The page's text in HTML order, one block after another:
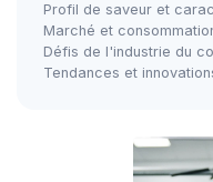
Profil de saveur et
Marché et
Défis de l'industrie du
Tendances et